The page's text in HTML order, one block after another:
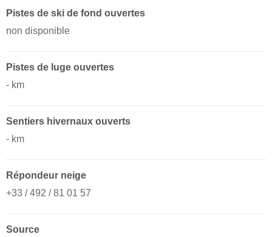
Pistes de ski de fond ouvertes
non disponible
Pistes de luge ouvertes
- km ​
Sentiers hivernaux ouverts
- km ​
Répondeur neige
+33 / 492 / 81 01 57
Source